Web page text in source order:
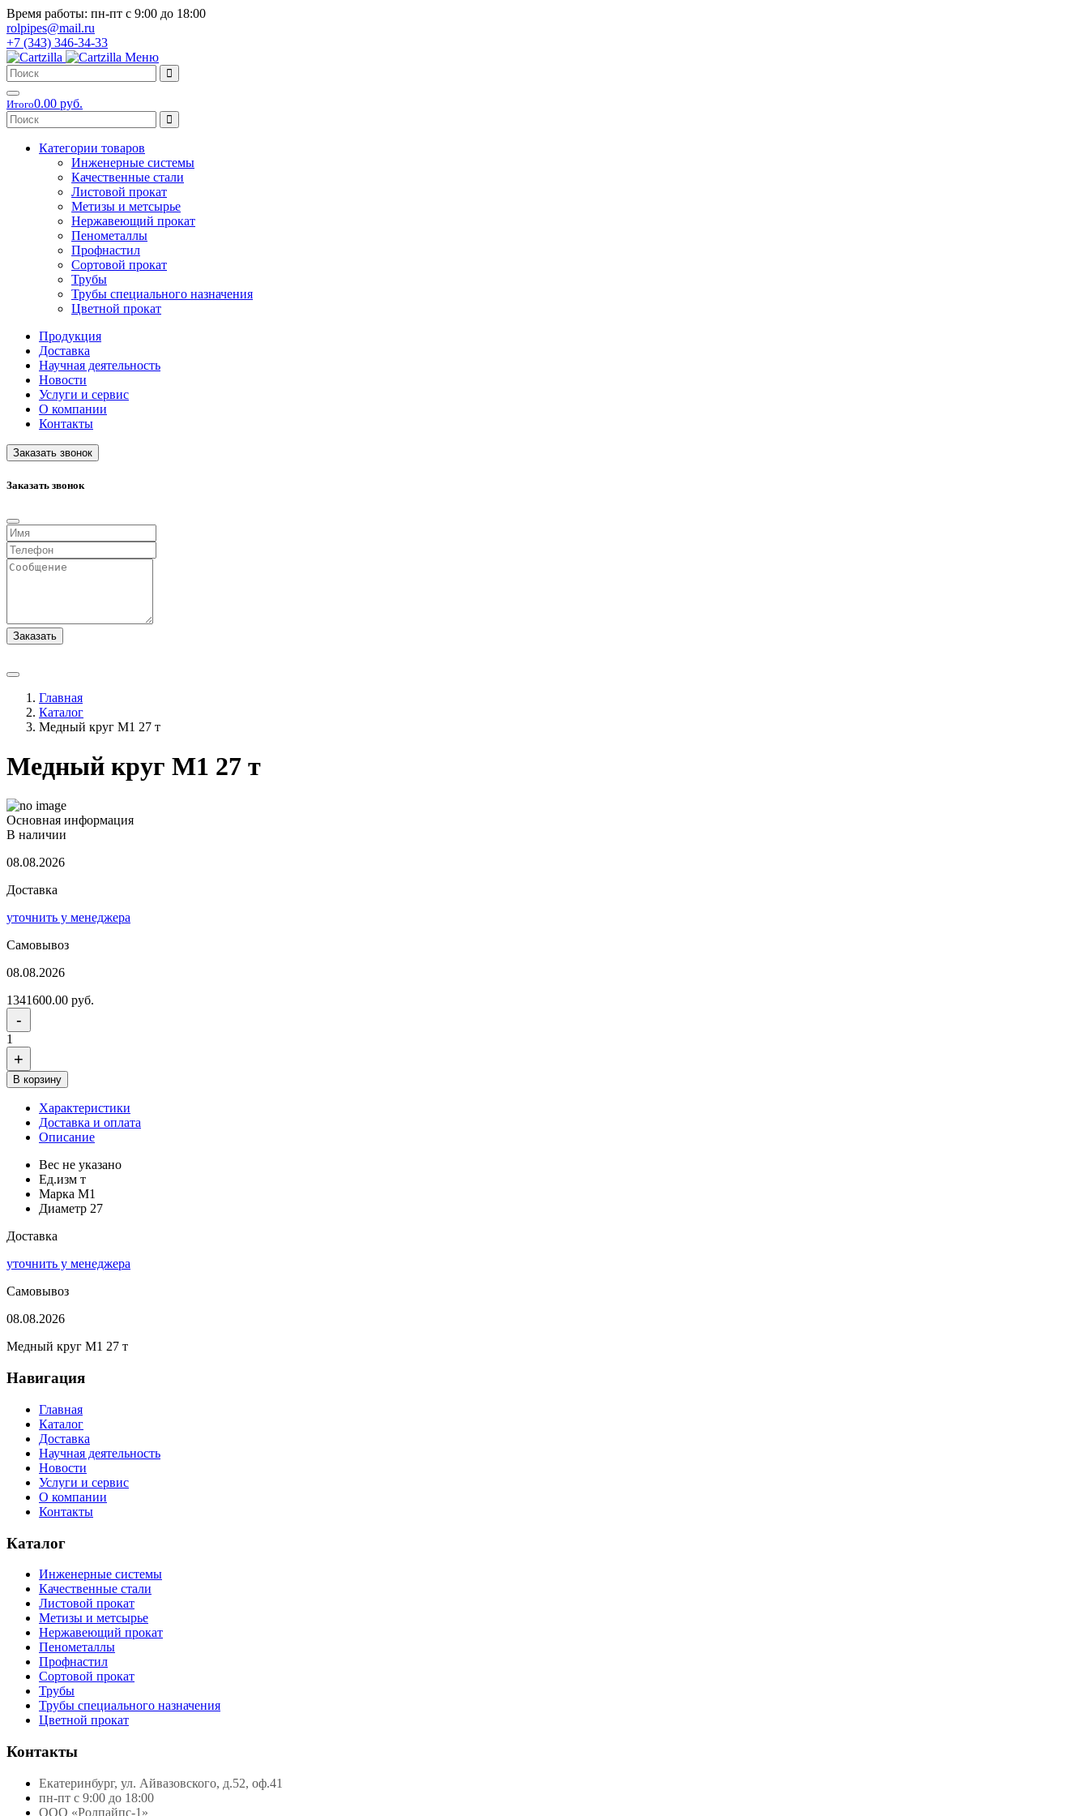
Время работы: пн-пт с 9:00 до 18:00
rolpipes@mail.ru
+7 (343) 346-34-33
Меню
Итого0.00 руб.
Категории товаров
Инженерные системы
Качественные стали
Листовой прокат
Метизы и метсырье
Нержавеющий прокат
Пенометаллы
Профнастил
Сортовой прокат
Трубы
Трубы специального назначения
Цветной прокат
Продукция
Доставка
Научная деятельность
Новости
Услуги и сервис
О компании
Контакты
Заказать звонок
Заказать звонок
Заказать
Главная
Каталог
Медный круг М1 27 т
Медный круг М1 27 т
Основная информация
В наличии
08.08.2026
Доставка
уточнить у менеджера
Самовывоз
08.08.2026
1341600.00 руб.
-
1
+
В корзину
Характеристики
Доставка и оплата
Описание
Вес не указано
Ед.изм т
Марка М1
Диаметр 27
Доставка
уточнить у менеджера
Самовывоз
08.08.2026
Медный круг М1 27 т
Навигация
Главная
Каталог
Доставка
Научная деятельность
Новости
Услуги и сервис
О компании
Контакты
Каталог
Инженерные системы
Качественные стали
Листовой прокат
Метизы и метсырье
Нержавеющий прокат
Пенометаллы
Профнастил
Сортовой прокат
Трубы
Трубы специального назначения
Цветной прокат
Контакты
Екатеринбург, ул. Айвазовского, д.52, оф.41
пн-пт с 9:00 до 18:00
ООО «Ролпайпс-1»